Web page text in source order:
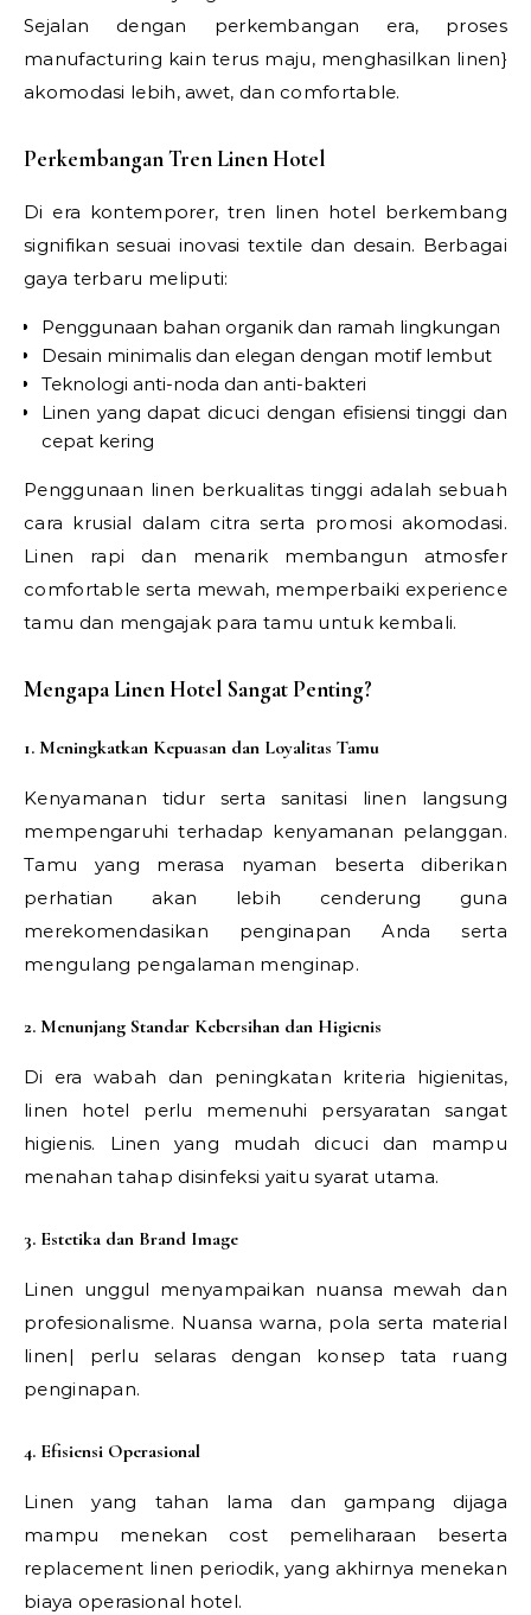
Sejalan dengan perkembangan era, proses
manufacturing kain terus maju, menghasilkan linen}
akomodasi lebih, awet, dan comfortable.
Perkembangan Tren Linen Hotel
Di era kontemporer, tren linen hotel berkembang
signifikan sesuai inovasi textile dan desain. Berbagai
gaya terbaru meliputi:
Penggunaan bahan organik dan ramah lingkungan
Desain minimalis dan elegan dengan motif lembut
Teknologi anti-noda dan anti-bakteri
Linen yang dapat dicuci dengan efisiensi tinggi dan
cepat kering
Penggunaan linen berkualitas tinggi adalah sebuah
cara krusial dalam citra serta promosi akomodasi.
Linen rapi dan menarik membangun atmosfer
comfortable serta mewah, memperbaiki experience
tamu dan mengajak para tamu untuk kembali.
Mengapa Linen Hotel Sangat Penting?
1. Meningkatkan Kepuasan dan Loyalitas Tamu
Kenyamanan tidur serta sanitasi linen langsung
mempengaruhi terhadap kenyamanan pelanggan.
Tamu yang merasa nyaman beserta diberikan
perhatian akan lebih cenderung guna
merekomendasikan penginapan Anda serta
mengulang pengalaman menginap.
2. Menunjang Standar Kebersihan dan Higienis
Di era wabah dan peningkatan kriteria higienitas,
linen hotel perlu memenuhi persyaratan sangat
higienis. Linen yang mudah dicuci dan mampu
menahan tahap disinfeksi yaitu syarat utama.
3. Estetika dan Brand Image
Linen unggul menyampaikan nuansa mewah dan
profesionalisme. Nuansa warna, pola serta material
linen| perlu selaras dengan konsep tata ruang
penginapan.
4. Efisiensi Operasional
Linen yang tahan lama dan gampang dijaga
mampu menekan cost pemeliharaan beserta
replacement linen periodik, yang akhirnya menekan
biaya operasional hotel.